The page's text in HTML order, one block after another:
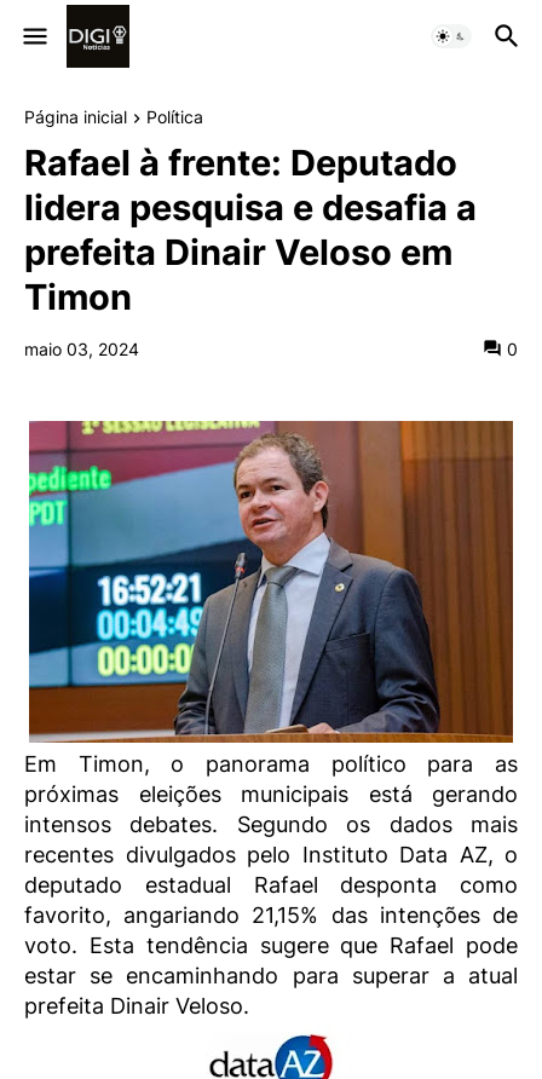
Página inicial Política
Rafael à frente: Deputado
lidera pesquisa e desafia a
prefeita Dinair Veloso em
Timon
maio 03, 2024 0
Em Timon, o panorama político para as
próximas eleições municipais está gerando
intensos debates. Segundo os dados mais
recentes divulgados pelo Instituto Data AZ, o
deputado estadual Rafael desponta como
favorito, angariando 21,15% das intenções de
voto. Esta tendência sugere que Rafael pode
estar se encaminhando para superar a atual
prefeita Dinair Veloso.